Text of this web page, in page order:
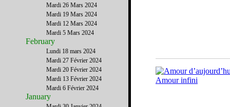
Mardi 26 Mars 2024
Mardi 19 Mars 2024
Mardi 12 Mars 2024
Mardi 5 Mars 2024
February
Lundi 18 mars 2024
Mardi 27 Février 2024
Mardi 20 Février 2024
Mardi 13 Février 2024
Mardi 6 Février 2024
January